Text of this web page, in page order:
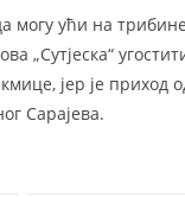
ући на
„Сутјеска“
јер је приход
Сарајева.